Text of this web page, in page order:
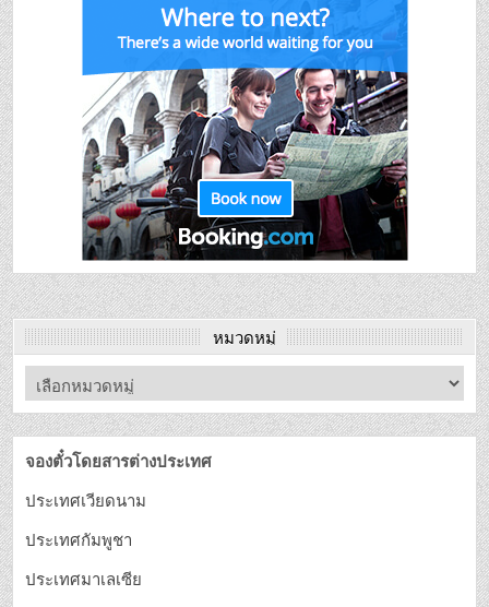
หมวดหมู่
จองตั๋วโดยสารต่างประเทศ
ประเทศเวียดนาม
ประเทศกัมพูชา
ประเทศมาเลเซีย